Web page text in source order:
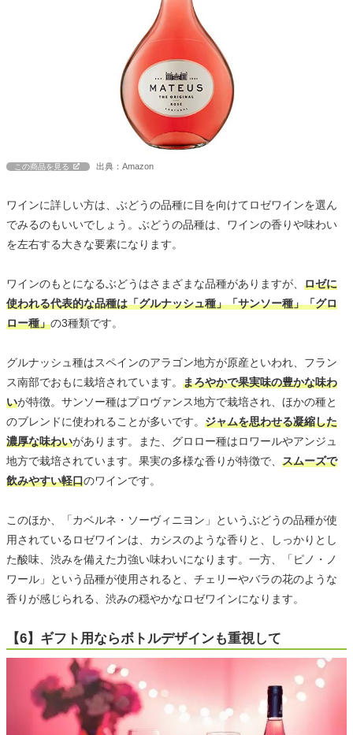
この商品を見る 出典：Amazon
ワインに詳しい方は、ぶどうの品種に目を向けてロゼワインを選ん
でみるのもいいでしょう。ぶどうの品種は、ワインの香りや味わい
を左右する大きな要素になります。
ワインのもとになるぶどうはさまざまな品種がありますが、 ロゼに
使われる代表的な品種は「グルナッシュ種」「サンソー種」「グロ
ロー種」の3種類です。
グルナッシュ種はスペインのアラゴン地方が原産といわれ、フラン
ス南部でおもに栽培されています。 まろやかで果実味の豊かな味わ
いが特徴。サンソー種はプロヴァンス地方で栽培され、ほかの種と
のブレンドに使われることが多いです。 ジャムを思わせる凝縮した
濃厚な味わいがあります。また、グロロー種はロワールやアンジュ
地方で栽培されています。果実の多様な香りが特徴で、 スムーズで
飲みやすい軽口のワインです。
このほか、「カベルネ・ソーヴィニヨン」というぶどうの品種が使
用されているロゼワインは、カシスのような香りと、しっかりとし
た酸味、渋みを備えた力強い味わいになります。一方、「ピノ・ノ
ワール」という品種が使用されると、チェリーやバラの花のような
香りが感じられる、渋みの穏やかなロゼワインになります。
【6】ギフト用ならボトルデザインも重視して